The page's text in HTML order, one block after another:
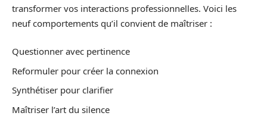
transformer vos interactions professionnelles. Voici les
neuf comportements qu’il convient de maîtriser :
Questionner avec pertinence
Reformuler pour créer la connexion
Synthétiser pour clarifier
Maîtriser l’art du silence